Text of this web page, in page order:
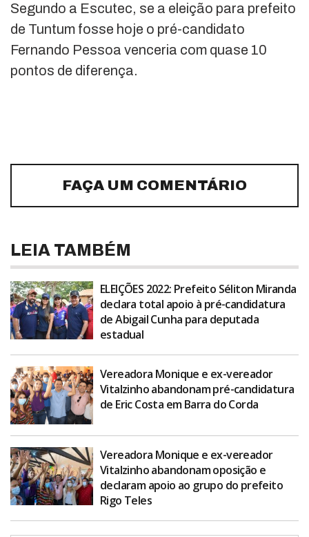
Segundo a Escutec, se a eleição para prefeito
de Tuntum fosse hoje o pré-candidato
Fernando Pessoa venceria com quase 10
pontos de diferença.
FAÇA UM COMENTÁRIO
LEIA TAMBÉM
ELEIÇÕES 2022: Prefeito Séliton Miranda
declara total apoio à pré-candidatura
de Abigail Cunha para deputada
estadual
Vereadora Monique e ex-vereador
Vitalzinho abandonam pré-candidatura
de Eric Costa em Barra do Corda
Vereadora Monique e ex-vereador
Vitalzinho abandonam oposição e
declaram apoio ao grupo do prefeito
Rigo Teles